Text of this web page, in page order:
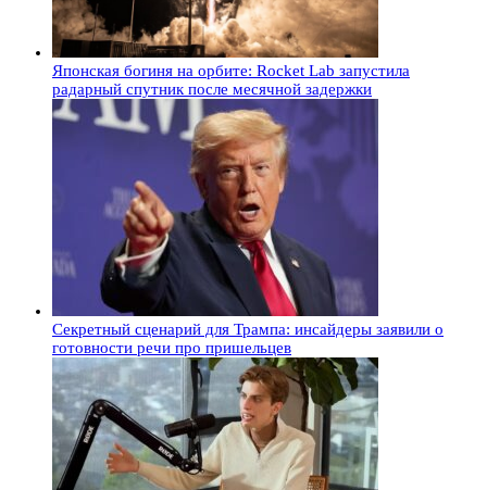
Японская богиня на орбите: Rocket Lab запустила
радарный спутник после месячной задержки
Секретный сценарий для Трампа: инсайдеры заявили о
готовности речи про пришельцев